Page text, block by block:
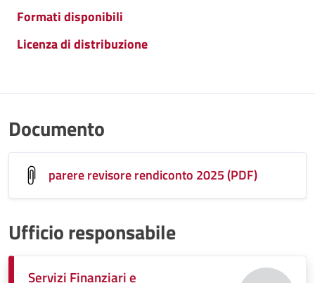
Formati disponibili
Licenza di distribuzione
Documento
parere revisore rendiconto 2025 (PDF)
Ufficio responsabile
Servizi Finanziari e